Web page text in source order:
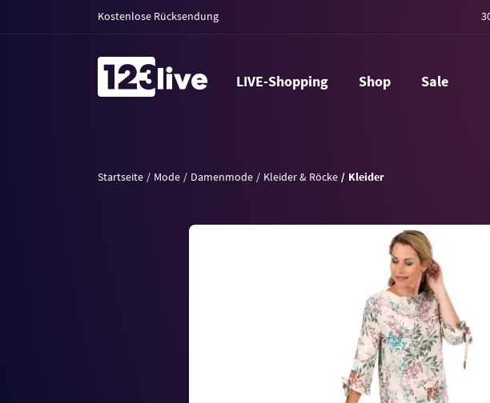
Kostenlose Rücksendung
LIVE-Shopping Shop Sale
Startseite Mode Damenmode Kleider & Röcke Kleider